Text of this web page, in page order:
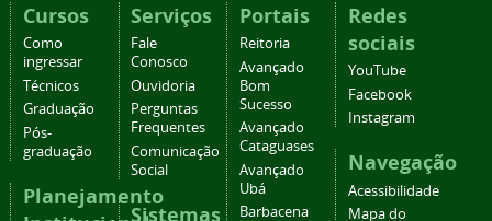
Cursos
Como
ingressar
Técnicos
Graduação
Pós-
graduação
Planejamento
Serviços
Fale
Conosco
Ouvidoria
Perguntas
Frequentes
Comunicação
Social
Sistemas
Portais
Reitoria
Avançado
Bom
Sucesso
Avançado
Cataguases
Avançado
Ubá
Barbacena
Redes
sociais
YouTube
Facebook
Instagram
Navegação
Acessibilidade
Mapa do